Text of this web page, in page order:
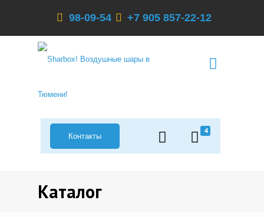
98-09-54 +7 905 857-22-12
4
Контакты
Каталог